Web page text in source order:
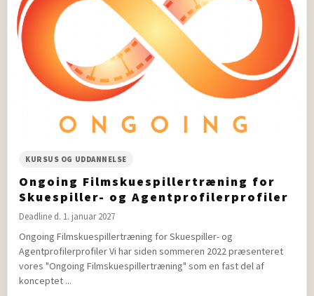
KURSUS OG UDDANNELSE
Ongoing Filmskuespillertræning for
Skuespiller- og Agentprofilerprofiler
Deadline d. 1. januar 2027
Ongoing Filmskuespillertræning for Skuespiller- og
Agentprofilerprofiler Vi har siden sommeren 2022 præsenteret
vores "Ongoing Filmskuespillertræning" som en fast del af
konceptet ...